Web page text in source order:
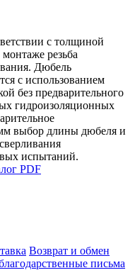
с толщиной
резьба
Дюбель
с использованием
без предварительного
гидроизоляционных
выбор длины дюбеля и
испытаний.
PDF
Возврат и обмен
письма